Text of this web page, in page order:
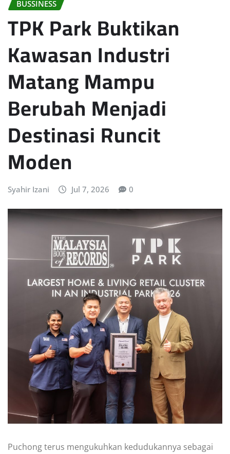
BUSSINESS
TPK Park Buktikan
Kawasan Industri
Matang Mampu
Berubah Menjadi
Destinasi Runcit
Moden
Syahir Izani Jul 7, 2026 0
Puchong terus mengukuhkan kedudukannya sebagai